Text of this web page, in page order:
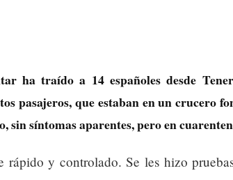
ha traído a 14 españoles desde
pasajeros, que estaban en un crucero
sin síntomas aparentes, pero en
rápido y controlado. Se les hizo